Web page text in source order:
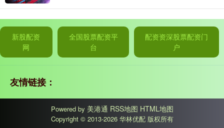
新股配资
网
全国股票配资平
台
配资资深股票配资门
户
友情链接：
Powered by 美港通 RSS地图 HTML地图
Copyright © 2013-2026 华林优配 版权所有